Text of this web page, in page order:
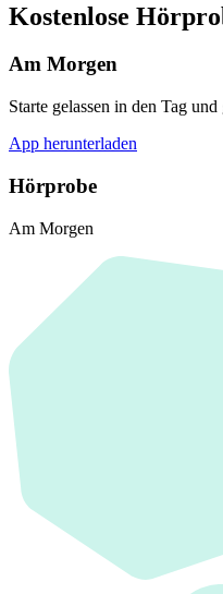
Kostenlose
Am Morgen
Starte gelassen in den Tag
App herunterladen
Hörprobe
Am Morgen